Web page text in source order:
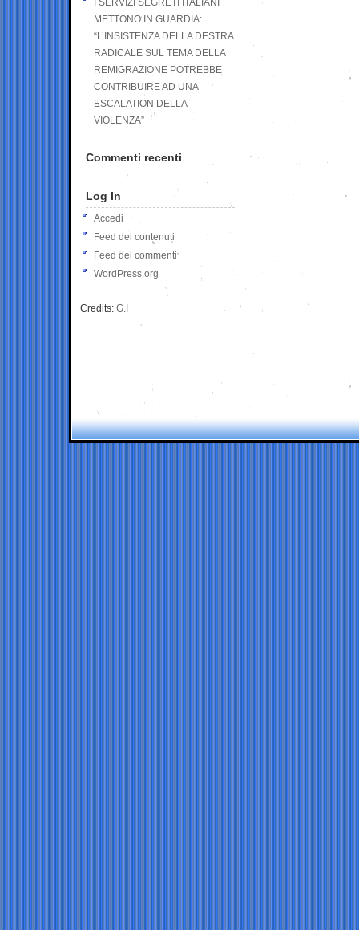
I SERVIZI SEGRETI ITALIANI
METTONO IN GUARDIA:
“L’INSISTENZA DELLA DESTRA
RADICALE SUL TEMA DELLA
REMIGRAZIONE POTREBBE
CONTRIBUIRE AD UNA
ESCALATION DELLA
VIOLENZA”
Commenti recenti
Log In
Accedi
Feed dei contenuti
Feed dei commenti
WordPress.org
Credits: G.I